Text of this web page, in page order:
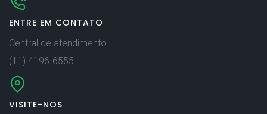
ENTRE EM CONTATO
Central de atendimento
(11) 4196-6555
VISITE-NOS